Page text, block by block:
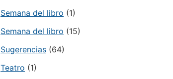
Semana del libro (1)
Semana del libro (15)
Sugerencias (64)
Teatro (1)